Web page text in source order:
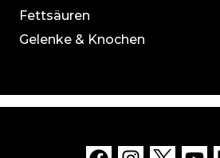
Fettsäuren
Gelenke & Knochen